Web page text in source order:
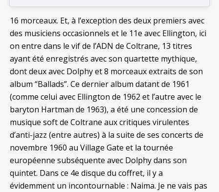
16 morceaux. Et, à l’exception des deux premiers avec
des musiciens occasionnels et le 11e avec Ellington, ici
on entre dans le vif de l’ADN de Coltrane, 13 titres
ayant été enregistrés avec son quartette mythique,
dont deux avec Dolphy et 8 morceaux extraits de son
album “Ballads”. Ce dernier album datant de 1961
(comme celui avec Ellington de 1962 et l’autre avec le
baryton Hartman de 1963), a été une concession de
musique soft de Coltrane aux critiques virulentes
d’anti-jazz (entre autres) à la suite de ses concerts de
novembre 1960 au Village Gate et la tournée
européenne subséquente avec Dolphy dans son
quintet. Dans ce 4e disque du coffret, il y a
évidemment un incontournable : Naima. Je ne vais pas